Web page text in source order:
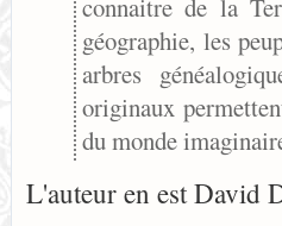
connaitre de la
géographie, les
arbres
originaux
du monde
L'auteur en est David